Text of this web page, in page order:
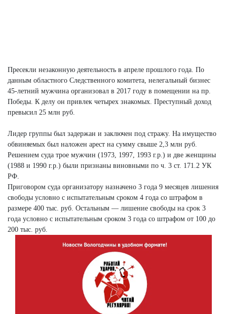
Пресекли незаконную деятельность в апреле прошлого года. По
данным областного Следственного комитета, нелегальный бизнес
45-летний мужчина организовал в 2017 году в помещении на пр.
Победы. К делу он привлек четырех знакомых. Преступный доход
превысил 25 млн руб.
Лидер группы был задержан и заключен под стражу. На имущество
обвиняемых был наложен арест на сумму свыше 2,3 млн руб.
Решением суда трое мужчин (1973, 1997, 1993 г.р.) и две женщины
(1988 и 1990 г.р.) были признаны виновными по ч. 3 ст. 171.2 УК
РФ.
Приговором суда организатору назначено 3 года 9 месяцев лишения
свободы условно с испытательным сроком 4 года со штрафом в
размере 400 тыс. руб. Остальным — лишение свободы на срок 3
года условно с испытательным сроком 3 года со штрафом от 100 до
200 тыс. руб.